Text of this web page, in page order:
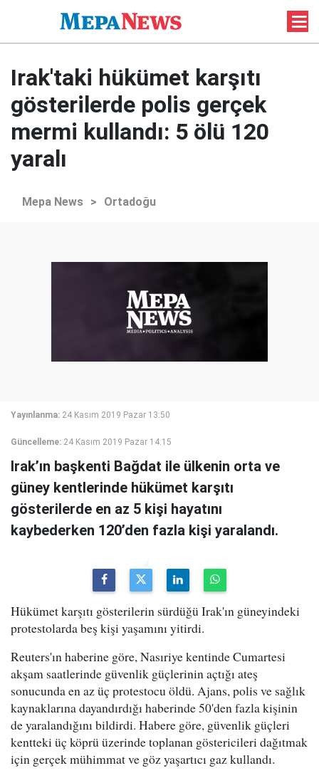
Irak'taki hükümet karşıtı
gösterilerde polis gerçek
mermi kullandı: 5 ölü 120
yaralı
Mepa News > Ortadoğu
Yayınlanma: 24 Kasım 2019 Pazar 13:50
Güncelleme: 24 Kasım 2019 Pazar 14:15
Irak’ın başkenti Bağdat ile ülkenin orta ve
güney kentlerinde hükümet karşıtı
gösterilerde en az 5 kişi hayatını
kaybederken 120’den fazla kişi yaralandı.
Hükümet karşıtı gösterilerin sürdüğü Irak'ın güneyindeki
protestolarda beş kişi yaşamını yitirdi.
Reuters'ın haberine göre, Nasıriye kentinde Cumartesi
akşam saatlerinde güvenlik güçlerinin açtığı ateş
sonucunda en az üç protestocu öldü. Ajans, polis ve sağlık
kaynaklarına dayandırdığı haberinde 50'den fazla kişinin
de yaralandığını bildirdi. Habere göre, güvenlik güçleri
kentteki üç köprü üzerinde toplanan göstericileri dağıtmak
için gerçek mühimmat ve göz yaşartıcı gaz kullandı.